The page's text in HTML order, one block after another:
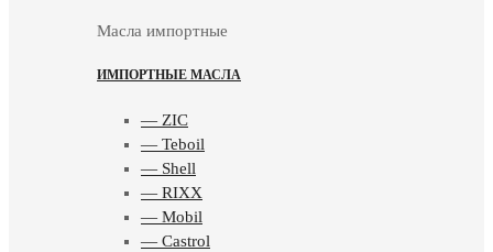
Масла импортные
ИМПОРТНЫЕ МАСЛА
— ZIC
— Teboil
— Shell
— RIXX
— Mobil
— Castrol